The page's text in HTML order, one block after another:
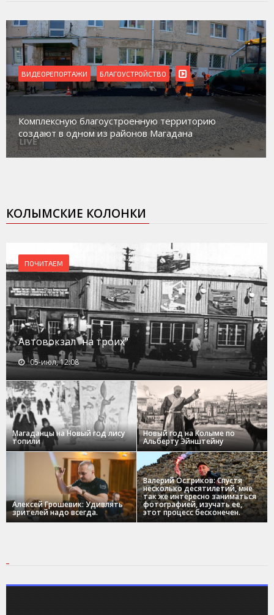
ВИДЕОРЕПОРТАЖИ
Магадан присоединился к пилотному проекту по
работе с несовершеннолетними из групп
социального риска «Переправа»
КОЛЫМСКИЕ КОЛОНКИ
ПОЧИТАЕМ
Автовокзал "на троих"
05-июл, 12:08
Магаданцы на Новый год лису
топили
Новый год на Колыме по
Альберту Эйнштейну
Алексей Грошевик: Удивлять
зрителей надо всегда.
Валерий Остриков: Спустя
несколько десятилетий, мне
так же интересно заниматься
фотографией, изучать ее,
этот процесс бесконечен.